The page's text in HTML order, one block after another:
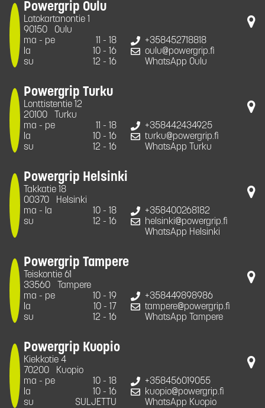
Powergrip Oulu
Latokartanontie 1
90150
Oulu
ma - pe
11 - 18
la
10 - 16
su
12 - 16
+358452718818
oulu@powergrip.fi
WhatsApp Oulu
Powergrip Turku
Lonttistentie 12
20100
Turku
ma - pe
11 - 18
la
10 - 16
su
12 - 16
+358442434925
turku@powergrip.fi
WhatsApp Turku
Powergrip Helsinki
Takkatie 18
00370
Helsinki
ma - la
10 - 18
su
12 - 16
+358400268182
helsinki@powergrip.fi
WhatsApp Helsinki
Powergrip Tampere
Teiskontie 61
33560
Tampere
ma - pe
10 - 19
la
10 - 17
su
12 - 16
+358449898986
tampere@powergrip.fi
WhatsApp Tampere
Powergrip Kuopio
Kiekkotie 4
70200
Kuopio
ma - pe
10 - 18
la
10 - 16
su
SULJETTU
+358456019055
kuopio@powergrip.fi
WhatsApp Kuopio